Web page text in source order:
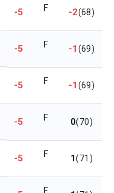
-5 F -2(68)
-5 F -1(69)
-5 F -1(69)
-5 F 0(70)
-5 F 1(71)
F